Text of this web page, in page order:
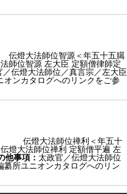
燈大法師位智源＜年五十五臈
師位智源 左大臣 定額僧律師定
／伝燈大法師位／真言宗／左大臣
オンカタログへのリンクをご参
伝燈大法師位禅利＜年五十
燈大法師位禅利 定額僧平遍 左
他事項： 太政官／伝燈大法師位
纂所ユニオンカタログへのリン